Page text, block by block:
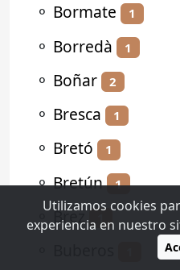
⚬ Bormate 1
⚬ Borredà 1
⚬ Boñar 2
⚬ Bresca 1
⚬ Bretó 1
⚬Bretún 1
⚬Brez
Utilizamos cookies
experiencia en nuestro